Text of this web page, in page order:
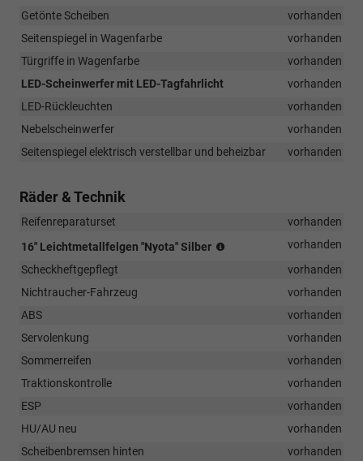
Getönte Scheiben
vorhanden
Seitenspiegel in Wagenfarbe
vorhanden
Türgriffe in Wagenfarbe
vorhanden
LED-Scheinwerfer mit LED-Tagfahrlicht
vorhanden
LED-Rückleuchten
vorhanden
Nebelscheinwerfer
vorhanden
Seitenspiegel elektrisch verstellbar und beheizbar
vorhanden
Räder & Technik
Reifenreparaturset
vorhanden
16" Leichtmetallfelgen "Nyota" Silber
vorhanden
Scheckheftgepflegt
vorhanden
Nichtraucher-Fahrzeug
vorhanden
ABS
vorhanden
Servolenkung
vorhanden
Sommerreifen
vorhanden
Traktionskontrolle
vorhanden
ESP
vorhanden
HU/AU neu
vorhanden
Scheibenbremsen hinten
vorhanden